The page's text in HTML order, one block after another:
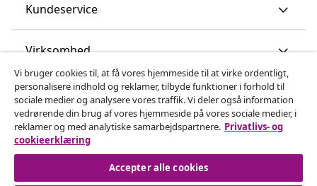
Kundeservice
Virksomhed
vidaXL
Opdag mere
Vi bruger cookies til, at få vores hjemmeside til at virke ordentligt,
personalisere indhold og reklamer, tilbyde funktioner i forhold til
sociale medier og analysere vores traffik. Vi deler også information
vedrørende din brug af vores hjemmeside på vores sociale medier, i
reklamer og med analytiske samarbejdspartnere. Privatlivs- og
cookieerklæring
Accepter alle cookies